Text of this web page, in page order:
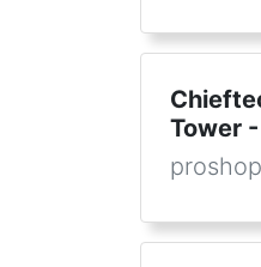
Tower